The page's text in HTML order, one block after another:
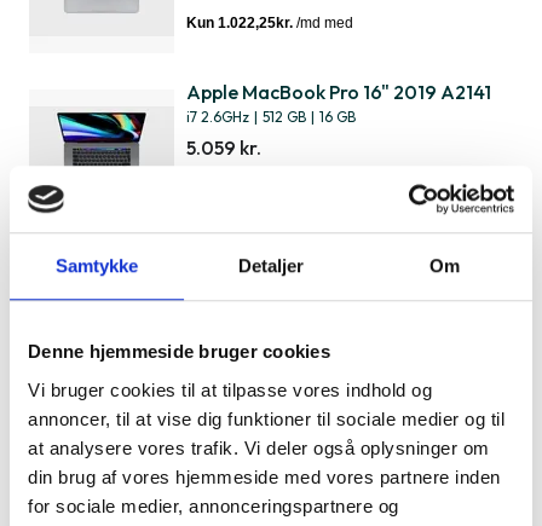
Samtykke Detaljer Om
Denne hjemmeside bruger cookies
Vi bruger cookies til at tilpasse vores indhold og
annoncer, til at vise dig funktioner til sociale medier og til
at analysere vores trafik. Vi deler også oplysninger om
din brug af vores hjemmeside med vores partnere inden
for sociale medier, annonceringspartnere og
Apple MacBook Pro 16" 2019 A2141
i7 2.6GHz | 512 GB | 16 GB
5.059 kr.
Apple MacBook Air 13" 2018 A1932
i5 1.6GHz | 128 GB | 8 GB
Apple MacBook Air 13" 2020 A2179
i3 1.1GHz | 256 GB | 8 GB
3.999 kr.